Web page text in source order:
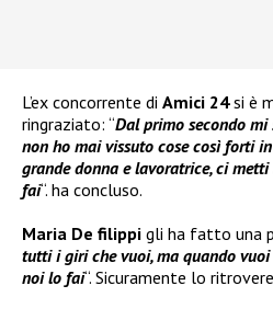
L’ex concorrente di Amici 24si è
ringraziato: “Dal primo secondo
non ho mai vissuto cose così forti
grande donna e lavoratrice, ci
fai“. ha concluso.
Maria De filippi gli ha fatto una
tutti i giri che vuoi, ma quando
noi lo fai“. Sicuramente lo